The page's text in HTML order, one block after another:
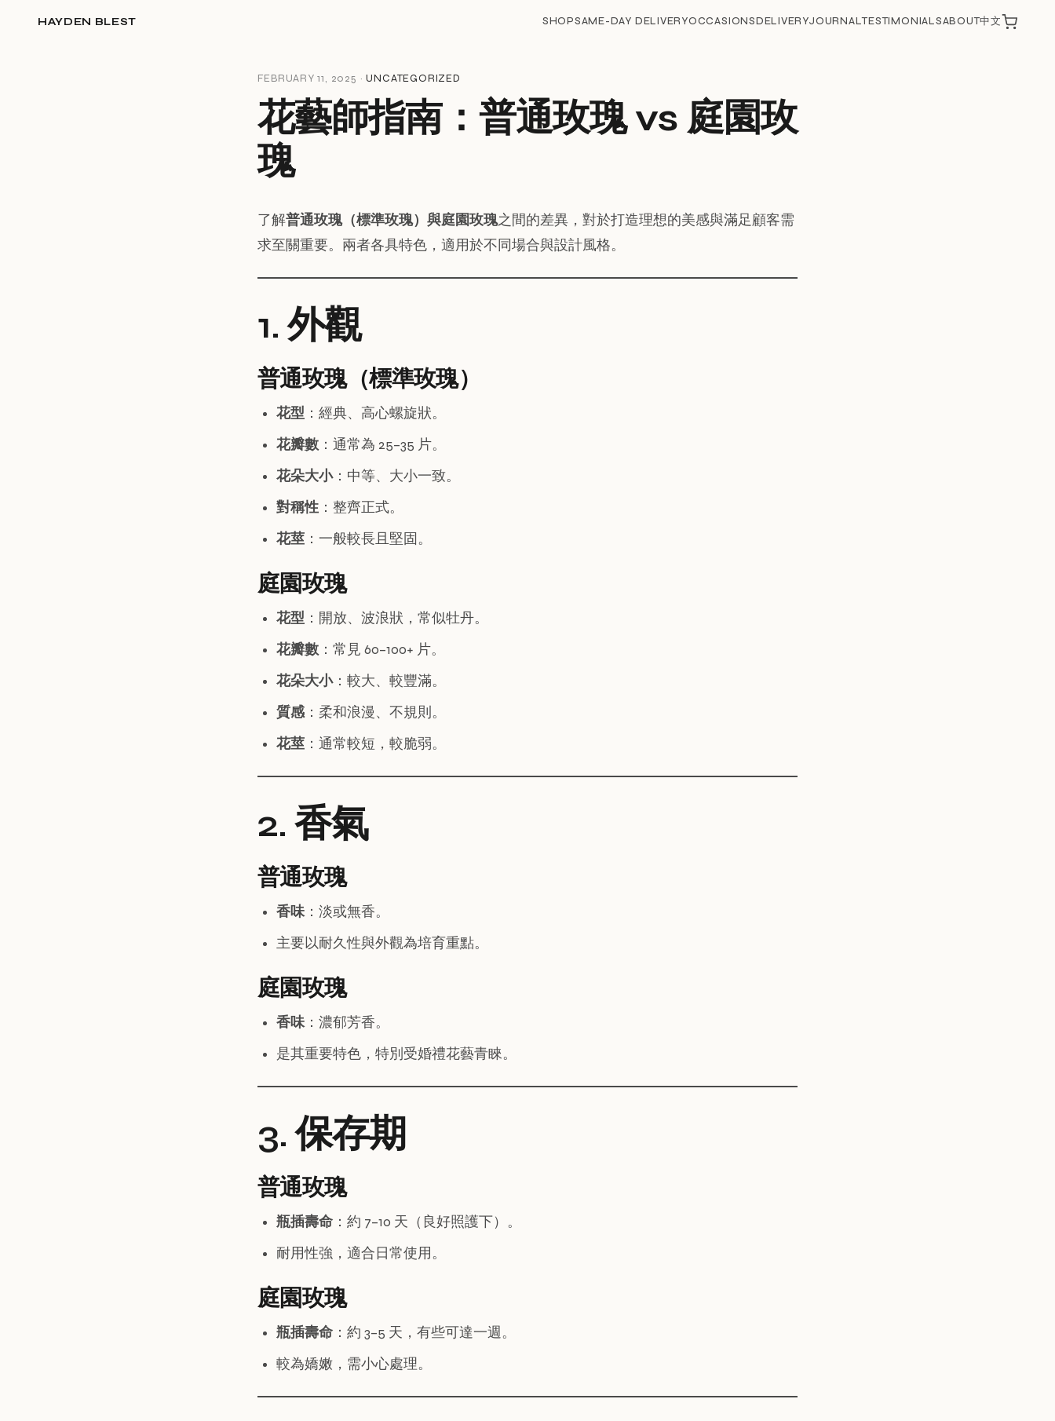
HAYDEN BLEST SHOPSAME-DAY DELIVERYOCCASIONSDELIVERYJOURNALTESTIMONIALSABOUT中文
FEBRUARY 11, 2025 ·UNCATEGORIZED
花藝師指南：普通玫瑰 vs 庭園玫
瑰
了解普通玫瑰（標準玫瑰）與庭園玫瑰之間的差異，對於打造理想的美感與滿足顧客需
求至關重要。兩者各具特色，適用於不同場合與設計風格。
1. 外觀
普通玫瑰（標準玫瑰）
花型 ：經典、高心螺旋狀。
花瓣數 ：通常為 25–35 片。
花朵大小：中等、大小一致。
對稱性 ：整齊正式。
花莖 ：一般較長且堅固。
庭園玫瑰
花型 ：開放、波浪狀，常似牡丹。
花瓣數 ：常見 60–100+ 片。
花朵大小：較大、較豐滿。
質感：柔和浪漫、不規則。
花莖 ：通常較短，較脆弱。
2. 香氣
普通玫瑰
香味：淡或無香。
主要以耐久性與外觀為培育重點。
庭園玫瑰
香味：濃郁芳香。
是其重要特色，特別受婚禮花藝青睞。
3. 保存期
普通玫瑰
瓶插壽命 ：約 7–10 天（良好照護下）。
耐用性強，適合日常使用。
庭園玫瑰
瓶插壽命 ：約 3–5 天，有些可達一週。
較為嬌嫩，需小心處理。